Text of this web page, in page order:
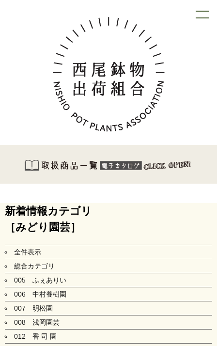
新着情報カテゴリ
［みどり園芸］
全件表示
総合カテゴリ
005 ふぇありい
006 中村養樹園
007 明松園
008 浅岡園芸
012 香 司 園